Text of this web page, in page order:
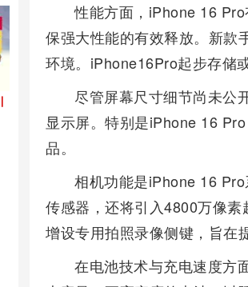
性能方面，iPhone 16
保强大性能的有效释放。新款
环境。iPhone16Pro起步存储
尽管屏幕尺寸细节尚未公
显示屏。特别是iPhone 16
品。
相机功能是iPhone 16
传感器，还将引入4800万像
增设专用拍照录像侧键，旨在
在电池技术与充电速度方